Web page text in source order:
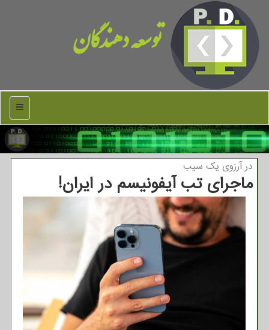
توسعه دهندگان
منو
در آرزوی یك سیب
ماجرای تب آیفونیسم در ایران!